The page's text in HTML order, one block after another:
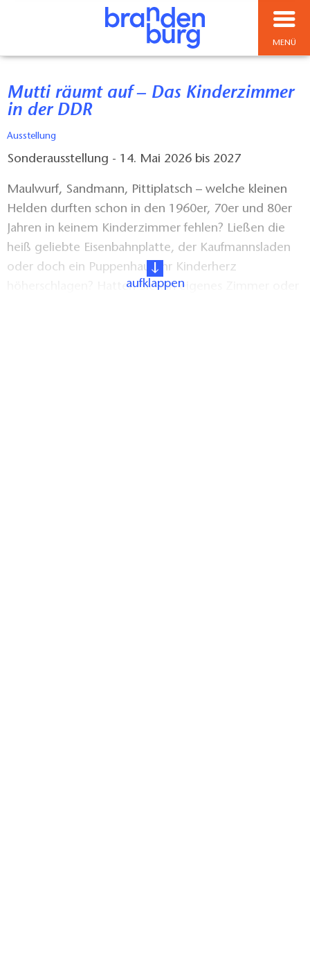
MENÜ
Mutti räumt auf – Das Kinderzimmer
in der DDR
Ausstellung
Sonderausstellung - 14. Mai 2026 bis 2027
Maulwurf, Sandmann, Pittiplatsch – welche kleinen
Helden durften schon in den 1960er, 70er und 80er
Jahren in keinem Kinderzimmer fehlen? Ließen die
heiß geliebte Eisenbahnplatte, der Kaufmannsladen
oder doch ein Puppenhaus ihr Kinderherz
höherschlagen? Hatten Sie ein eigenes Zimmer oder
aufklappen